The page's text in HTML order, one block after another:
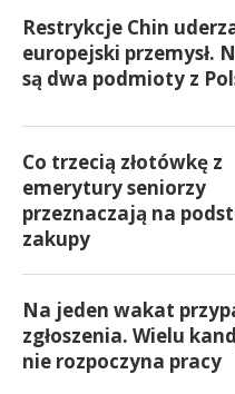
Restrykcje Chin
europejski przemysł.
są dwa podmioty z
Co trzecią złotówkę z
emerytury seniorzy
przeznaczają na
zakupy
Na jeden wakat
zgłoszenia. Wielu
nie rozpoczyna pracy